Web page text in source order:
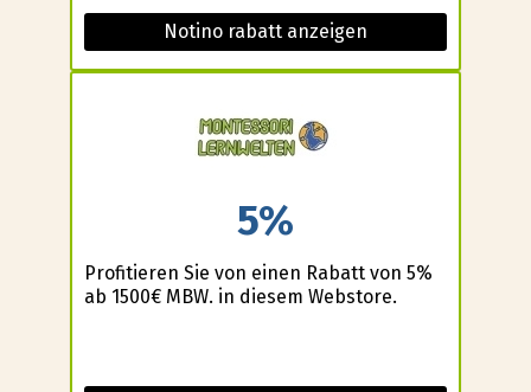
Notino rabatt anzeigen
5%
Profitieren Sie von einen Rabatt von 5%
ab 1500€ MBW. in diesem Webstore.